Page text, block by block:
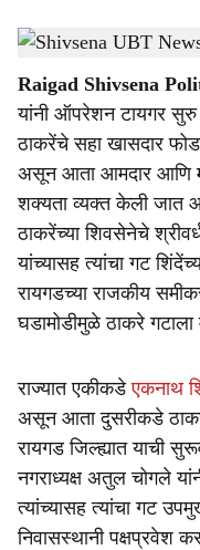
a
r
e
Shivsena UBT News -
Raigad Shivsena
यांनी ऑपरेशन टायगर
ठाकरेंचे सहा खासदार
असून आता आमदार आणि
शक्यता व्यक्त केली जात
ठाकरेंच्या शिवसेनेचे
यांच्यासह त्यांचा गट
रायगडच्या राजकीय
घडामोडीमुळे ठाकरे
राज्यात एकीकडेएकनाथ
असून आता दुसरीकडे
रायगड जिल्ह्यात याची
नगराध्यक्ष अतुल चोगले
त्यांच्यासह त्यांचा गट
निवासस्थानी पक्षप्रवेश